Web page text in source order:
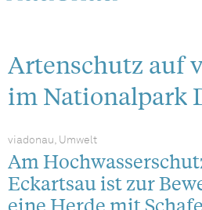
Artenschutz auf
im Nationalpark
viadonau, Umwelt
Am
Eckartsau ist zur
eine Herde mit